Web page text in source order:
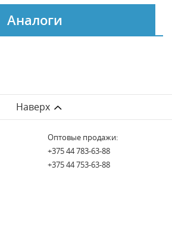
Аналоги
Наверх
Оптовые продажи:
+375 44 783-63-88
+375 44 753-63-88